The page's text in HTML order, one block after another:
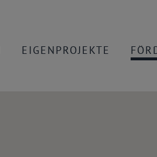
EIGENPROJEKTE